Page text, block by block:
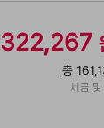
322,267
총
세금